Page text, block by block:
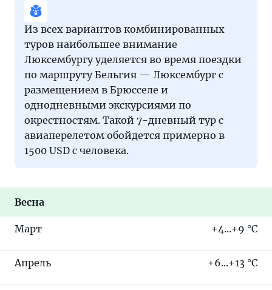
Из всех вариантов комбинированных
туров наибольшее внимание
Люксембургу уделяется во время поездки
по маршруту Бельгия — Люксембург с
размещением в Брюсселе и
однодневными экскурсиями по
окрестностям. Такой 7-дневный тур с
авиаперелетом обойдется примерно в
1500 USD с человека.
Весна
Март +4...+9 °C
Апрель +6...+13 °C